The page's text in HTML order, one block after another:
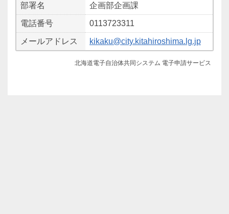
部署名
企画部企画課
電話番号 0113723311
メールアドレス kikaku@city.kitahiroshima.lg.jp
北海道電子自治体共同システム 電子申請サービス